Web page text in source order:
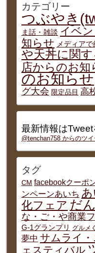
イ
ブ
カテゴリー
つぶやき
ま話・雑談 イベ
知らせ メディアで
や天丼に関
店からのお知
のお知らせ
グ大会 限定品目 高
最新情報は
@tenchan758 からのツイ
タグ
CM facebookクーポ
ンペーンあいち
化フェア だ
な・ご・や商業
G-1グランプリ
グルメ
夢中 サムライ
ェスティバル